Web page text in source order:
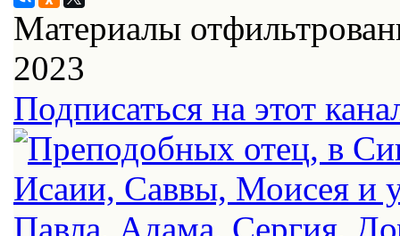
Материалы
2023
Подписаться на этот